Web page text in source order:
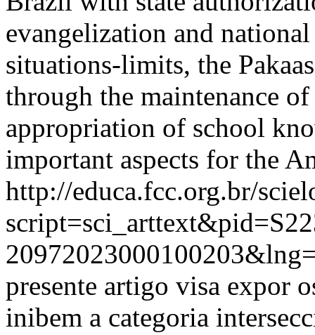
evangelization and
situations-limits, the
through the maintenance
appropriation of school
important aspects for the
http://educa.fcc.org.br/
presente artigo visa expor
inibem a categoria